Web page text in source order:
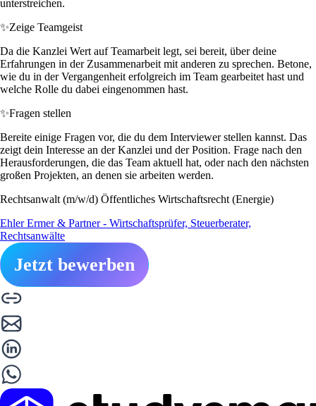
unterstreichen.
✨Zeige Teamgeist
Da die Kanzlei Wert auf Teamarbeit legt, sei bereit, über deine
Erfahrungen in der Zusammenarbeit mit anderen zu sprechen. Betone,
wie du in der Vergangenheit erfolgreich im Team gearbeitet hast und
welche Rolle du dabei eingenommen hast.
✨Fragen stellen
Bereite einige Fragen vor, die du dem Interviewer stellen kannst. Das
zeigt dein Interesse an der Kanzlei und der Position. Frage nach den
Herausforderungen, die das Team aktuell hat, oder nach den nächsten
großen Projekten, an denen sie arbeiten werden.
Rechtsanwalt (m/w/d) Öffentliches Wirtschaftsrecht (Energie)
Ehler Ermer & Partner - Wirtschaftsprüfer, Steuerberater,
Rechtsanwälte
Jetzt bewerben